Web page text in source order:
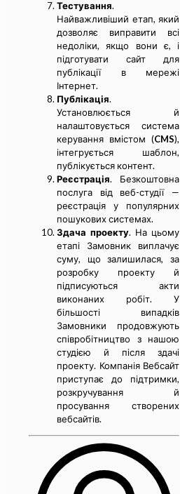
Тестування.
Найважливіший етап, який
дозволяє виправити всі
недоліки, якщо вони є, і
підготувати сайт для
публікації в мережі
Інтернет.
Публікація.
Установлюється й
налаштовується система
керування вмістом (CMS),
інтегрується шаблон,
публікується контент.
Реєстрація. Безкоштовна
послуга від веб-студії —
реєстрація у популярних
пошукових системах.
Здача проекту. На цьому
етапі Замовник виплачує
суму, що залишилася, за
розробку проекту й
підписуються акти
виконаних робіт. У
більшості випадків
Замовники продовжують
співробітництво з нашою
студією й після здачі
проекту. Компанія Вебсайт
приступає до підтримки,
розкручування й
просування створених
вебсайтів.